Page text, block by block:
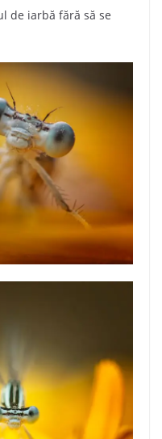
de iarbă fără să se